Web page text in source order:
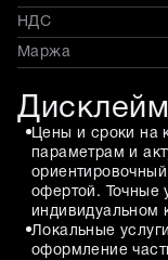
НДС
Маржа
Цены и сроки на
параметрам и
офертой. Точные
индивидуальном
Локальные
оформление